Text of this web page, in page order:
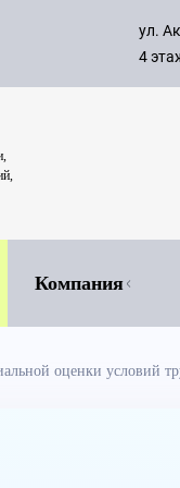
ул.
4
Компания
оценки условий